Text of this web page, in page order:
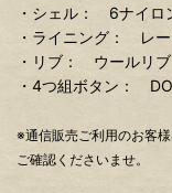
・シェル： 6ナイロ
・ライニング： レ
・リブ： ウールリブ
・4つ組ボタン：
※通信販売ご利用のお客
ご確認くださいませ。